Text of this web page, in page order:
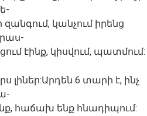
կանչում իրենց
էինք, կիսվում, պատմում:
6 տարի է, ինչ
հաճախ ենք հնադիպում: